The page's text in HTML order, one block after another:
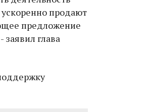
продают
предложение
глава